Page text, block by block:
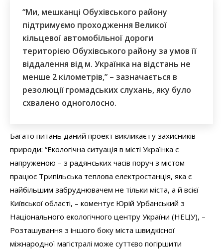
“Ми, мешканці Обухівського району
підтримуємо проходження Великої
кільцевої автомобільної дороги
територією Обухівського району за умов її
віддалення від м. Українка на відстань не
менше 2 кілометрів,” – зазначається в
резолюції громадських слухань, яку було
схвалено одноголосно.
Багато питань даний проект викликає і у захисників
природи: “Екологічна ситуація в місті Українка є
напруженою – з радянських часів поруч з містом
працює Трипільська теплова електростанція, яка є
найбільшим забруднювачем не тільки міста, а й всієї
Київської області, – коментує Юрій Урбанський з
Національного екологічного центру України (НЕЦУ), –
Розташування з іншого боку міста швидкісної
міжнародної магістралі може суттєво погіршити